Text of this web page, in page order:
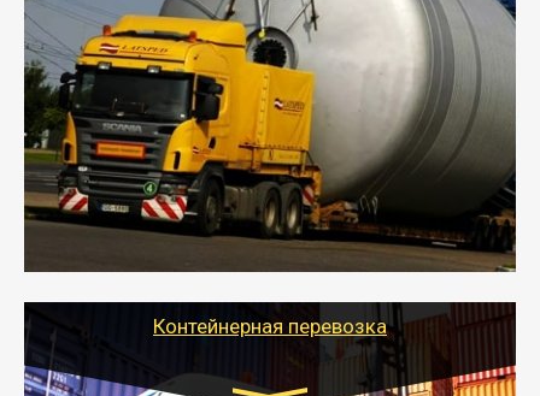
Цена за км. Рассчитывается
индивидуально
- Перевозка техники и негабаритных грузов
осуществляется после получения разрешения на
перевозку (обычно 7-14 дней).
- Тайгер Логистик в короткие сроки поможет вам
качественно и безопасно перевезти негабаритные
грузы по всей России тралом, манипулятором и
другим транспортом и подобрать оптимальный
Контейнерная перевозка